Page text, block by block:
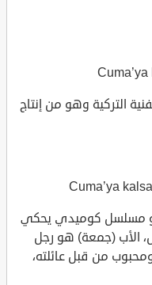
التركية وهو من إنتاج
مسلسل كوميدي يحكي
من أب وأم و3 أطفال، الأب (جمعة) هو رجل
من قبل عائلته،